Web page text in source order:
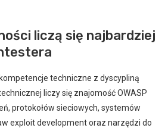
liczą się najbardziej
techniczne z dyscypliną
liczy się znajomość OWASP
protokołów sieciowych, systemów
exploit development oraz narzędzi do